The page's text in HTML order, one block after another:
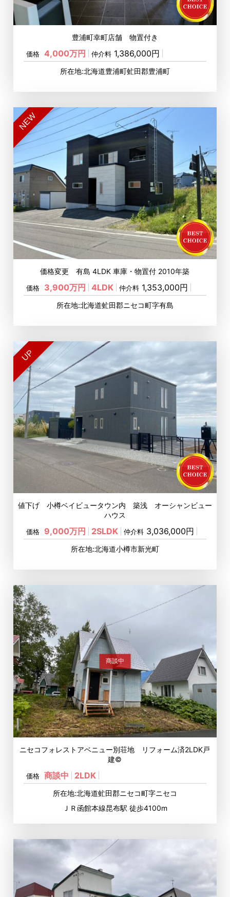
豊浦町幸町店舗 物置付き
価格 4,000万円 仲介料 1,386,000円
所在地:北海道豊浦町虻田郡豊浦町
NEW
価格変更 有島 4LDK 車庫・物置付 2010年築
価格 3,900万円 4LDK 仲介料 1,353,000円
所在地:北海道虻田郡ニセコ町字有島
UP
値下げ 小樽ベイビュータウン内 築浅 オーシャンビュー
ハウス
価格 9,000万円 2SLDK 仲介料 3,036,000円
所在地:北海道小樽市新光町
商談中
ニセコフォレストアベニュー別荘地 リフォーム済2LDK戸
建©
価格 商談中 2LDK
所在地:北海道虻田郡ニセコ町字ニセコ
ＪＲ函館本線昆布駅 徒歩4100m